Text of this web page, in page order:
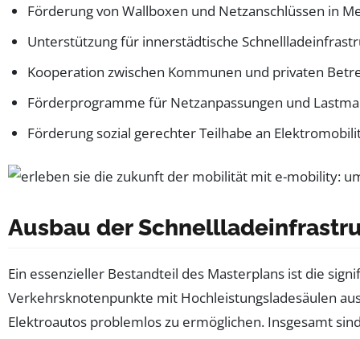
Förderung von Wallboxen und Netzanschlüssen in
Unterstützung für innerstädtische
Kooperation zwischen Kommunen und privaten
Förderprogramme für Netzanpassungen und
Förderung sozial gerechter Teilhabe an
Ausbau der
Ein essenzieller Bestandteil des Masterplans ist die
Verkehrsknotenpunkte mit Hochleistungsladesäulen
Elektroautos problemlos zu ermöglichen. Insgesamt